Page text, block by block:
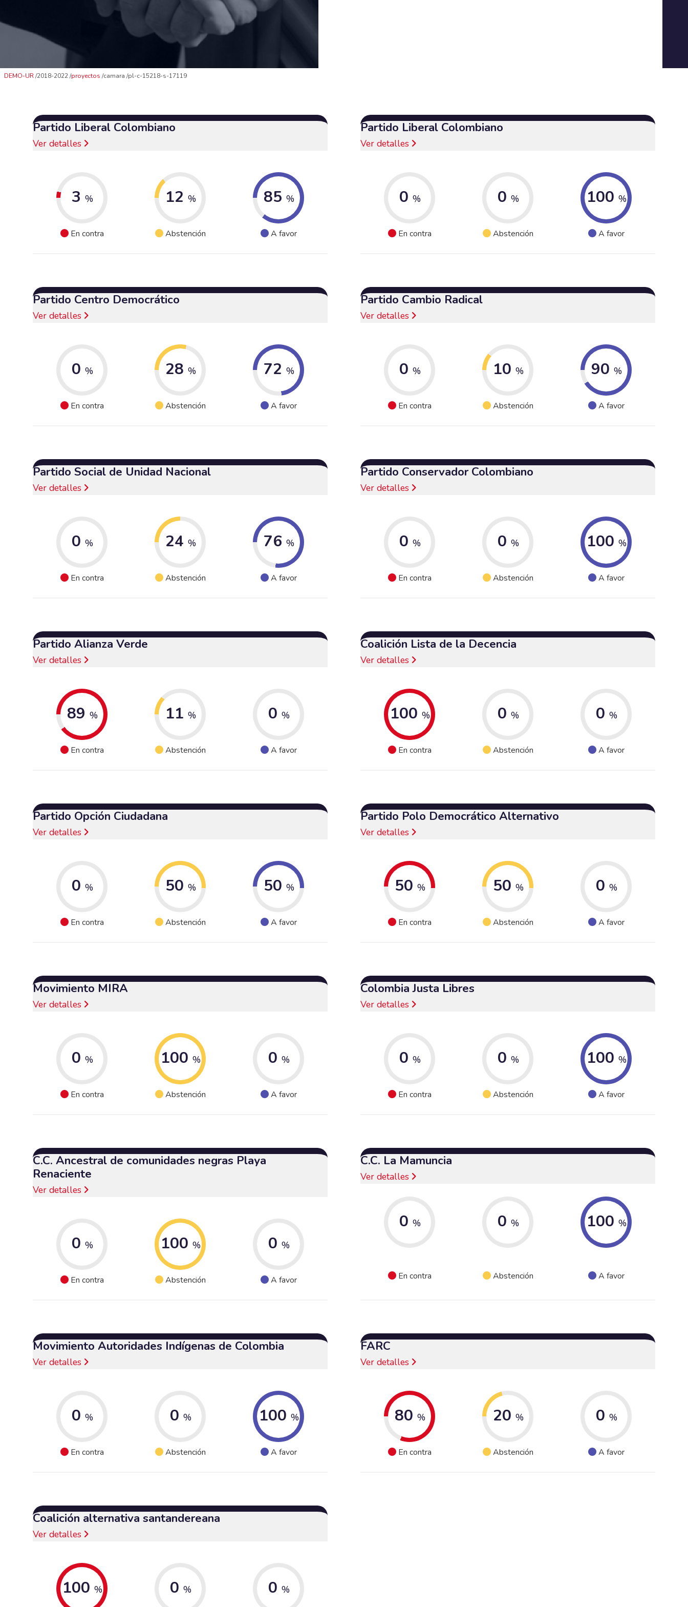
DEMO-UR 2018-2022 proyectos camara pl-c-15218-s-17119
Partido Liberal Colombiano
Ver detalles
3 %
En contra
12 %
Abstención
85 %
A favor
Partido Liberal Colombiano
Ver detalles
0 %
En contra
0 %
Abstención
100 %
A favor
Partido Centro Democrático
Ver detalles
0 %
En contra
28 %
Abstención
72 %
A favor
Partido Cambio Radical
Ver detalles
0 %
En contra
10 %
Abstención
90 %
A favor
Partido Social de Unidad Nacional
Ver detalles
0 %
En contra
24 %
Abstención
76 %
A favor
Partido Conservador Colombiano
Ver detalles
0 %
En contra
0 %
Abstención
100 %
A favor
Partido Alianza Verde
Ver detalles
89 %
En contra
11 %
Abstención
0 %
A favor
Coalición Lista de la Decencia
Ver detalles
100 %
En contra
0 %
Abstención
0 %
A favor
Partido Opción Ciudadana
Ver detalles
0 %
En contra
50 %
Abstención
50 %
A favor
Partido Polo Democrático Alternativo
Ver detalles
50 %
En contra
50 %
Abstención
0 %
A favor
Movimiento MIRA
Ver detalles
0 %
En contra
100 %
Abstención
0 %
A favor
Colombia Justa Libres
Ver detalles
0 %
En contra
0 %
Abstención
100 %
A favor
C.C. Ancestral de comunidades negras Playa
Renaciente
Ver detalles
0 %
En contra
100 %
Abstención
0 %
A favor
C.C. La Mamuncia
Ver detalles
0 %
En contra
0 %
Abstención
100 %
A favor
Movimiento Autoridades Indígenas de Colombia
Ver detalles
0 %
En contra
0 %
Abstención
100 %
A favor
FARC
Ver detalles
80 %
En contra
20 %
Abstención
0 %
A favor
Coalición alternativa santandereana
Ver detalles
100 % 0 % 0 %